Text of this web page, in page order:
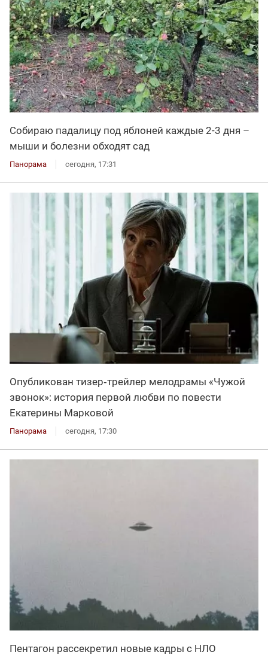
Собираю падалицу под яблоней каждые 2-3 дня –
мыши и болезни обходят сад
Панорама сегодня, 17:31
Опубликован тизер‑трейлер мелодрамы «Чужой
звонок»: история первой любви по повести
Екатерины Марковой
Панорама сегодня, 17:30
Пентагон рассекретил новые кадры с НЛО